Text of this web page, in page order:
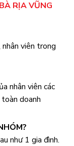
RỊA VŨNG
nhân viên trong
nhân viên các
doanh
như 1 gia đình.